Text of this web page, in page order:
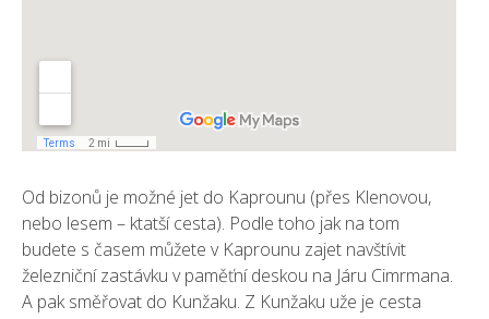
Od bizonů je možné jet do Kaprounu (přes Klenovou,
nebo lesem – ktatší cesta). Podle toho jak na tom
budete s časem můžete v Kaprounu zajet navštívit
železniční zastávku v paměťní deskou na Járu Cimrmana.
A pak směřovat do Kunžaku. Z Kunžaku uže je cesta